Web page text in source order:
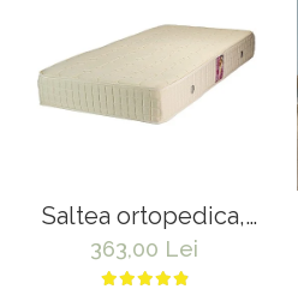
Saltea ortopedica,
tip relaxa, Dafin Lux
Ortopedic,
363,00 Lei